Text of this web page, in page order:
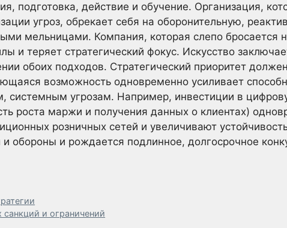
подготовка, действие и обучение. Организация,
угроз, обрекает себя на оборонительную,
мельницами. Компания, которая слепо бросается
и теряет стратегический фокус. Искусство
обоих подходов. Стратегический приоритет
возможность одновременно усиливает
системным угрозам. Например, инвестиции в
роста маржи и получения данных о клиентах)
розничных сетей и увеличивают
обороны и рождается подлинное, долгосрочное
и ограничений